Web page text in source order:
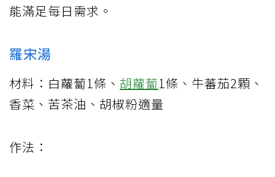
能滿足每日需求。
羅宋湯
材料：白蘿蔔1條、 胡蘿蔔1條、牛蕃茄2顆、
香菜、苦茶油、胡椒粉適量
作法：